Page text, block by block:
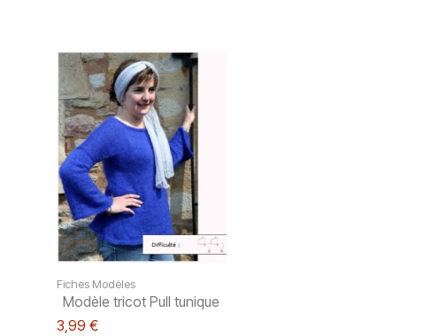
Fiches Modèles
Modèle tricot Pull tunique
3,99 €